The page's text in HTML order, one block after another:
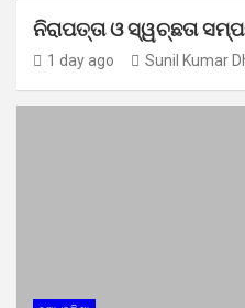
ନିରାପତ୍ତା ଓ ସ୍ୱଚ୍ଛତା
1 day ago Sunil Kumar